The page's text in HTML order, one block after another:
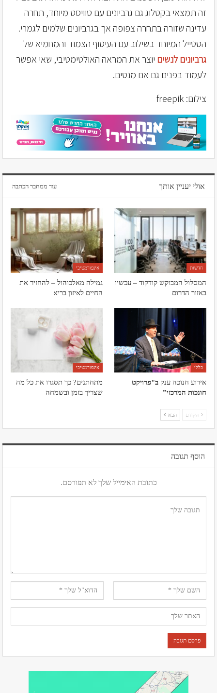
זה תמצאי בקטלוג גם גרביונים עם טוויסט מיוחד, תחרה
עדינה שזורה בתחרה צפופה אך בגרביונים שלמים לגמרי.
הסטייל המיוחד בשילוב עם העיטוף הצמוד והמחמיא של
גרביונים לנשים יוצר את המראה האולטימטיבי, שאי אפשר
לעמוד בפנים גם אם מנסים.
צילום: freepik
אולי יעניין אותך עוד ממחבר הכתבה
חדשות
המסלול המבוקש קודקוד – עכשיו
באזור הדרום
אינפורמטיבי
גמילה מאלכוהול – להחזיר את
החיים לאיזון בריא
כללי
אירוע חנוכה ענק ב"פרויקט
חונכות המרכזי”
אינפורמטיבי
מתחתנים? כך תסגרו את כל מה
שצריך בזמן ובשמחה
הקודם הבא
הוסף תגובה
כתובת האימייל שלך לא תפורסם.